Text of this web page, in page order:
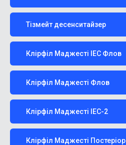
Тізмейт десенситайзер
Клірфіл Маджесті IЕC Флов
Клірфіл Маджесті Флов
Клірфіл Маджесті ІЕС-2
Клірфіл Маджесті Постеріор